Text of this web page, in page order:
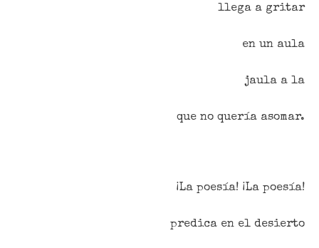
llega a gritar
en un aula
jaula a la
que no quería asomar.
¡La poesía! ¡La poesía!
predica en el desierto